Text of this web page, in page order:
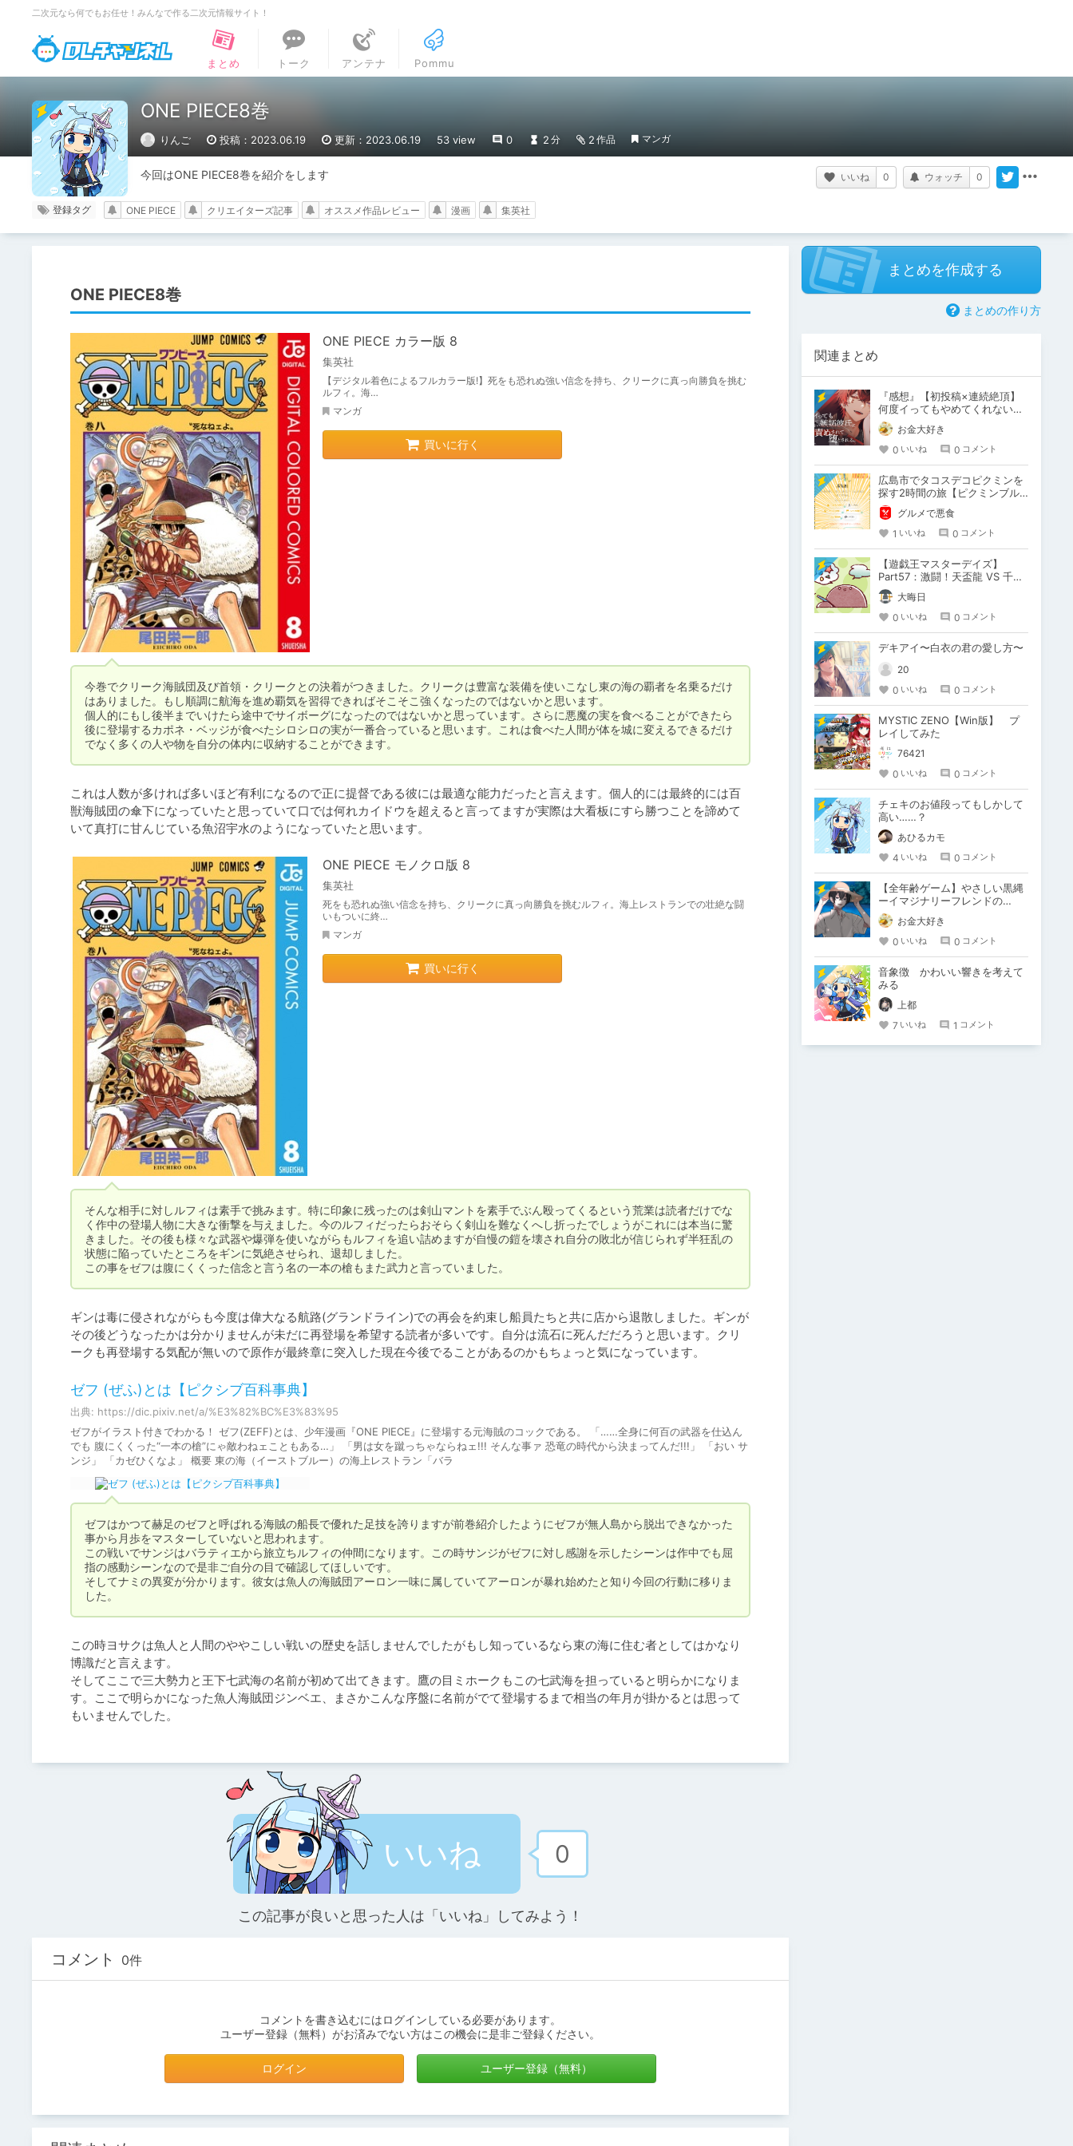
二次元なら何でもお任せ！みんなで作る二次元情報サイト！
DLチャンネル
まとめ
トーク アンテナ Pommu
ONE PIECE8巻
りんご 投稿：2023.06.19 更新：2023.06.19 53 view 0 2 分 2 作品 マンガ
今回はONE PIECE8巻を紹介をします いいね 0 ウォッチ 0
登録タグ ONE PIECE クリエイターズ記事 オススメ作品レビュー 漫画 集英社
ONE PIECE8巻
ONE PIECE カラー版 8
集英社
【デジタル着色によるフルカラー版!】死をも恐れぬ強い信念を持ち、クリークに真っ向勝負を挑む
ルフィ。海…
マンガ
買いに行く
今巻でクリーク海賊団及び首領・クリークとの決着がつきました。クリークは豊富な装備を使いこなし東の海の覇者を名乗るだけ
はありました。もし順調に航海を進め覇気を習得できればそこそこ強くなったのではないかと思います。
個人的にもし後半までいけたら途中でサイボーグになったのではないかと思っています。さらに悪魔の実を食べることができたら
後に登場するカポネ・ベッジが食べたシロシロの実が一番合っていると思います。これは食べた人間が体を城に変えるできるだけ
でなく多くの人や物を自分の体内に収納することができます。
これは人数が多ければ多いほど有利になるので正に提督である彼には最適な能力だったと言えます。個人的には最終的には百
獣海賊団の傘下になっていたと思っていて口では何れカイドウを超えると言ってますが実際は大看板にすら勝つことを諦めて
ONE PIECE モノクロ版 8
集英社
死をも恐れぬ強い信念を持ち、クリークに真っ向勝負を挑むルフィ。海上レストランでの壮絶な闘
いもついに終…
マンガ
買いに行く
そんな相手に対しルフィは素手で挑みます。特に印象に残ったのは剣山マントを素手でぶん殴ってくるという荒業は読者だけでな
く作中の登場人物に大きな衝撃を与えました。今のルフィだったらおそらく剣山を難なくへし折ったでしょうがこれには本当に驚
きました。その後も様々な武器や爆弾を使いながらもルフィを追い詰めますが自慢の鎧を壊され自分の敗北が信じられず半狂乱の
状態に陥っていたところをギンに気絶させられ、退却しました。
この事をゼフは腹にくくった信念と言う名の一本の槍もまた武力と言っていました。
ギンは毒に侵されながらも今度は偉大なる航路(グランドライン)での再会を約束し船員たちと共に店から退散しました。ギンが
その後どうなったかは分かりませんが未だに再登場を希望する読者が多いです。自分は流石に死んだだろうと思います。クリ
ークも再登場する気配が無いので原作が最終章に突入した現在今後でることがあるのかもちょっと気になっています。
ゼフ (ぜふ)とは【ピクシブ百科事典】
出典: https://dic.pixiv.net/a/%E3%82%BC%E3%83%95
ゼフがイラスト付きでわかる！ ゼフ(ZEFF)とは、少年漫画『ONE PIECE』に登場する元海賊のコックである。 「……全身に何百の武器を仕込ん
でも 腹にくくった“一本の槍”にゃ敵わねェこともある…」 「男は女を蹴っちゃならねェ!!! そんな事ァ 恐竜の時代から決まってんだ!!!」 「おい サ
ンジ」 「カゼひくなよ」 概要 東の海（イーストブルー）の海上レストラン「バラ
ゼフはかつて赫足のゼフと呼ばれる海賊の船長で優れた足技を誇りますが前巻紹介したようにゼフが無人島から脱出できなかった
事から月歩をマスターしていないと思われます。
この戦いでサンジはバラティエから旅立ちルフィの仲間になります。この時サンジがゼフに対し感謝を示したシーンは作中でも屈
指の感動シーンなので是非ご自分の目で確認してほしいです。
そしてナミの異変が分かります。彼女は魚人の海賊団アーロン一味に属していてアーロンが暴れ始めたと知り今回の行動に移りま
した。
この時ヨサクは魚人と人間のややこしい戦いの歴史を話しませんでしたがもし知っているなら東の海に住む者としてはかなり
博識だと言えます。
そしてここで三大勢力と王下七武海の名前が初めて出てきます。鷹の目ミホークもこの七武海を担っていると明らかになりま
す。ここで明らかになった魚人海賊団ジンベエ、まさかこんな序盤に名前がでて登場するまで相当の年月が掛かるとは思って
もいませんでした。
いいね 0
この記事が良いと思った人は「いいね」してみよう！
コメント 0件
コメントを書き込むにはログインしている必要があります。
ユーザー登録（無料）がお済みでない方はこの機会に是非ご登録ください。
ログイン ユーザー登録（無料）
まとめを作成する
まとめの作り方
関連まとめ
『感想』【初投稿×連続絶頂】
何度イってもやめてくれない嫉
妬彼氏に激責めされて堕とされ
る。お金大好き
0 いいね 0 コメント
広島市でタコスデコピクミンを
探す2時間の旅【ピクミンブル
ーム / Pikmin Bloom】
グルメで悪食
1 いいね 0 コメント
【遊戯王マスターデイズ】
Part57：激闘！天盃龍 VS 千年
D【架空デュエル】
大晦日
0 いいね 0 コメント
デキアイ〜白衣の君の愛し方〜
20
0 いいね 0 コメント
MYSTIC ZENO【Win版】 プ
レイしてみた
76421
0 いいね 0 コメント
チェキのお値段ってもしかして
高い……？
あひるカモ
4 いいね 0 コメント
【全年齢ゲーム】やさしい黒縄
ーイマジナリーフレンドの
「彼」と過ごすおぼんやすみー
お金大好き
0 いいね 0 コメント
音象徴 かわいい響きを考えて
みる
上都
7 いいね 1 コメント